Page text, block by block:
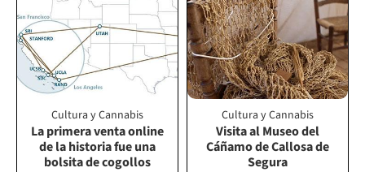
Cultura y Cannabis
La primera venta online
de la historia fue una
bolsita de cogollos
Cultura y Cannabis
Visita al Museo del
Cáñamo de Callosa de
Segura